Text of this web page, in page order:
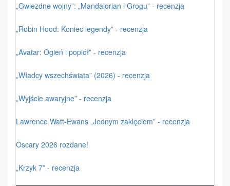
„Gwiezdne wojny”: „Mandalorian i Grogu” - recenzja
„Robin Hood: Koniec legendy” - recenzja
„Avatar: Ogień i popiół” - recenzja
„Władcy wszechświata” (2026) - recenzja
„Wyjście awaryjne” - recenzja
Lawrence Watt-Ewans „Jednym zaklęciem” - recenzja
Oscary 2026 rozdane!
„Krzyk 7” - recenzja